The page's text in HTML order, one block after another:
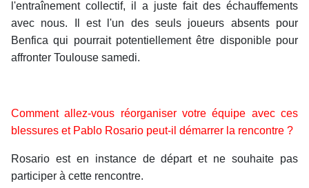
l'entraînement collectif, il a juste fait des échauffements
avec nous. Il est l'un des seuls joueurs absents pour
Benfica qui pourrait potentiellement être disponible pour
affronter Toulouse samedi.
Comment allez-vous réorganiser votre équipe avec ces
blessures et Pablo Rosario peut-il démarrer la rencontre ?
Rosario est en instance de départ et ne souhaite pas
participer à cette rencontre.